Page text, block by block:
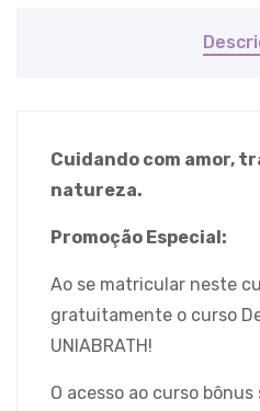
Cuidando com amor,
natureza.
Promoção Especial:
Ao se matricular neste
gratuitamente o curso
UNIABRATH!
O acesso ao curso